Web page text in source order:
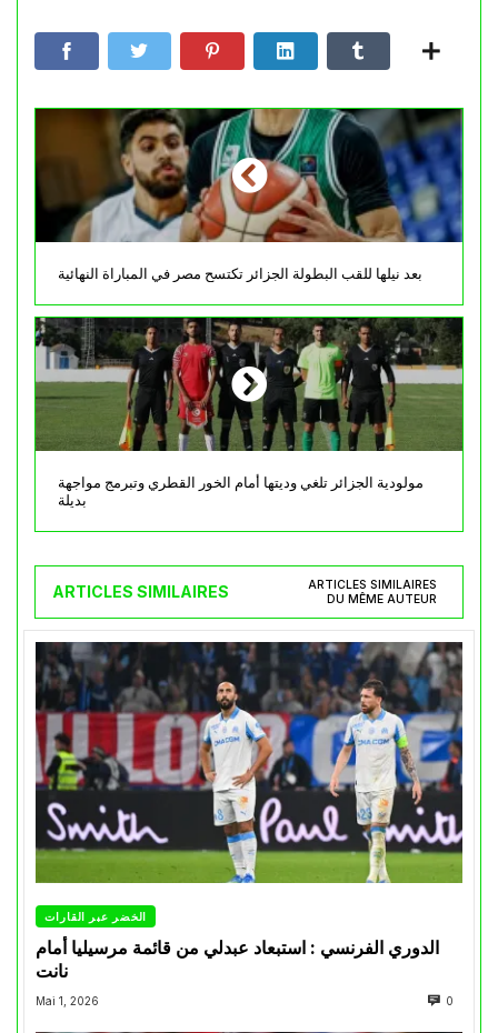
بعد نيلها للقب البطولة الجزائر تكتسح مصر في المباراة النهائية
مولودية الجزائر تلغي وديتها أمام الخور القطري وتبرمج مواجهة
بديلة
ARTICLES SIMILAIRES
ARTICLES SIMILAIRES
DU MÊME AUTEUR
الخضر عبر القارات
الدوري الفرنسي : استبعاد عبدلي من قائمة مرسيليا أمام
نانت
Mai 1, 2026 0